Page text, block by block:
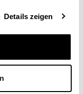
Details zeigen
Wirtschaft